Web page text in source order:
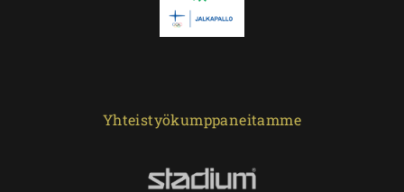
Yhteistyökumppaneitamme